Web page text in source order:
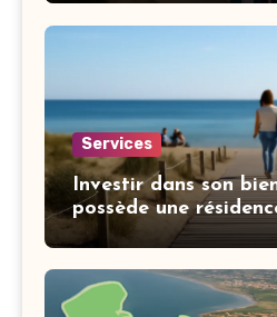
Services
Investir dans son
possède une